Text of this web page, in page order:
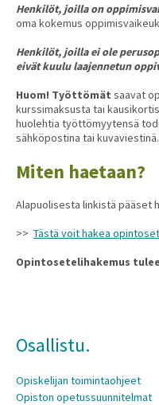
Henkilöt, joilla on
oma kokemus
Henkilöt, joilla ei ole
eivät kuulu laajennetun
Huom! Työttömät saavat
kurssimaksusta tai
huolehtia työttömyytensä
sähköpostina tai kuvaviestinä.
Miten haetaan?
Alapuolisesta linkistä pääset
>> Tästä voit hakea
Opintosetelihakemus
Osallistu.
Opiskelijan toimintaohjeet
Opiston opetussuunnitelmat